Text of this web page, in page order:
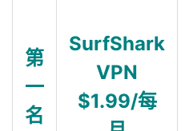
第
一
名
SurfShark
VPN
$1.99/每